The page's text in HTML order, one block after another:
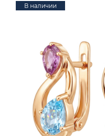
В наличии